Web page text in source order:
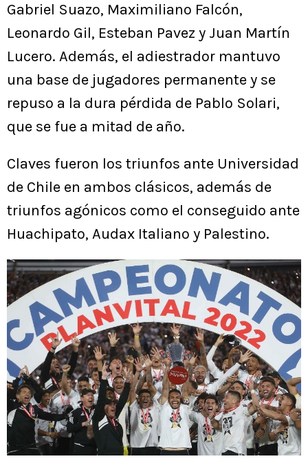
Gabriel Suazo, Maximiliano Falcón,
Leonardo Gil, Esteban Pavez y Juan Martín
Lucero. Además, el adiestrador mantuvo
una base de jugadores permanente y se
repuso a la dura pérdida de Pablo Solari,
que se fue a mitad de año.
Claves fueron los triunfos ante Universidad
de Chile en ambos clásicos, además de
triunfos agónicos como el conseguido ante
Huachipato, Audax Italiano y Palestino.